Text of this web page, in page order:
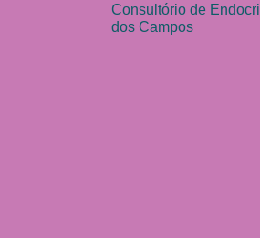
Consultório de
dos Campos